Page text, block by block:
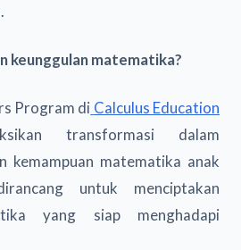
keunggulan matematika?
Program di Calculus Education
transformasi dalam
kemampuan matematika anak
untuk menciptakan
yang siap menghadapi